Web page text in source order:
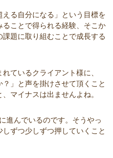
る自分になる」という目標を
ことで得られる経験、そこか
題に取り組むことで成長する
ているクライアント様に、
？」と声を掛けさせて頂くこと
マイナスは出ませんよね。
進んでいるのです。そうやっ
ずつ少しずつ押していくこと